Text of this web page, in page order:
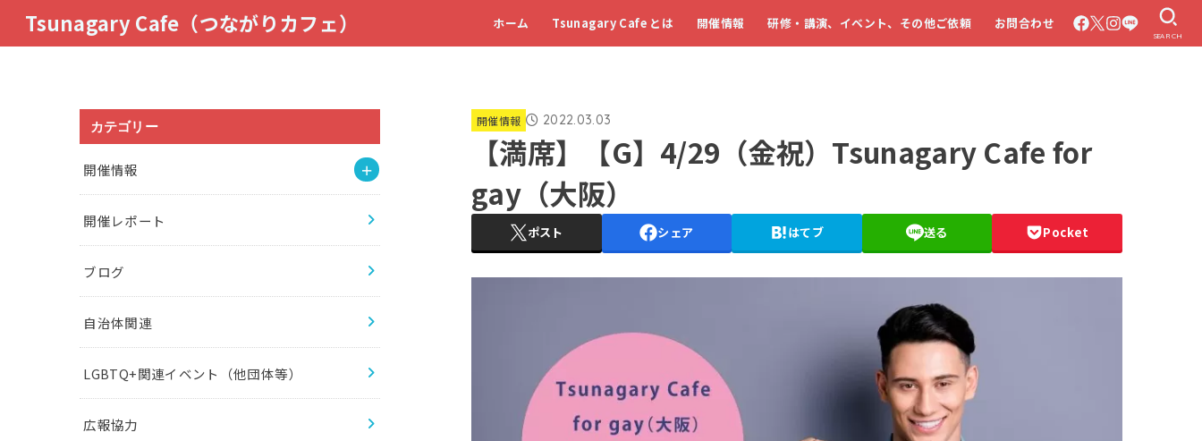
Tsunagary Cafe（つながりカフェ） ホーム Tsunagary Cafe とは 開催情報 研修・講演、イベント、その他ご依頼 お問合わせ
SEARCH
開催情報 2022.03.03
【満席】【G】4/29（金祝）Tsunagary Cafe for
gay（大阪）
ポスト シェア はてブ 送る Pocket
カテゴリー
開催情報
開催レポート
ブログ
自治体関連
LGBTQ+関連イベント（他団体等）
広報協力